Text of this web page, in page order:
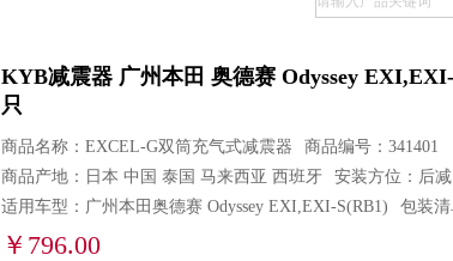
KYB减震器 广州本田 奥德赛 Odyssey EXI,EXI-
只
商品名称：EXCEL-G双筒充气式减震器
商品编号：341401
商品产地：日本 中国 泰国 马来西亚 西班牙
安装方位：后减
适用车型：广州本田奥德赛 Odyssey EXI,EXI-S(RB1)
包装
￥796.00